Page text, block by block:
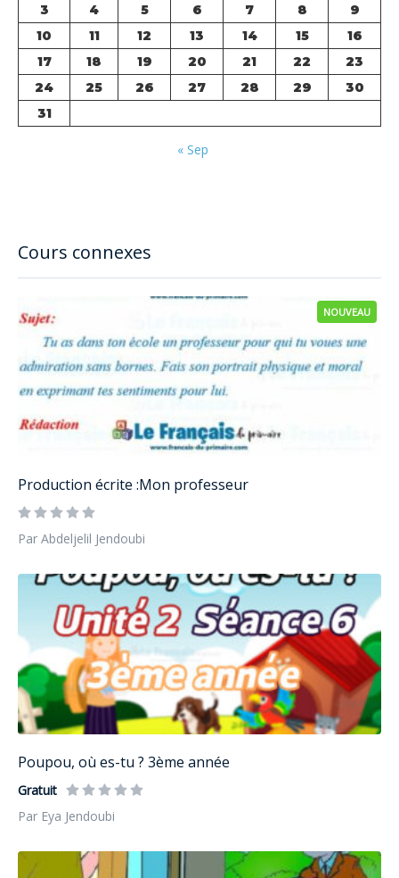
Cours connexes
NOUVEAU
Production écrite :Mon professeur
Par Abdeljelil Jendoubi
Poupou, où es-tu ? 3ème année
Gratuit
Par Eya Jendoubi
3
4 5 6 7 8
9
10
11 12 13 14 15
16
17
18 19 20 21 22
23
24
25 26 27 28 29
30
31
« Sep